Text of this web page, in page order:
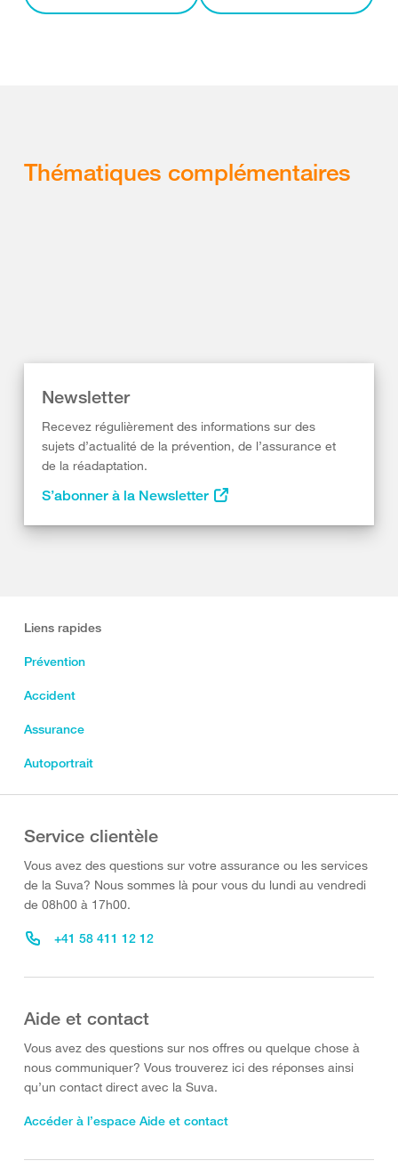
Thématiques complémentaires
Newsletter
Recevez régulièrement des informations sur des
sujets d’actualité de la prévention, de l’assurance et
de la réadaptation.
S’abonner à la Newsletter
Liens rapides
Prévention
Accident
Assurance
Autoportrait
Service clientèle
Vous avez des questions sur votre assurance ou les services
de la Suva? Nous sommes là pour vous du lundi au vendredi
de 08h00 à 17h00.
+41 58 411 12 12
Aide et contact
Vous avez des questions sur nos offres ou quelque chose à
nous communiquer? Vous trouverez ici des réponses ainsi
qu’un contact direct avec la Suva.
Accéder à l’espace Aide et contact